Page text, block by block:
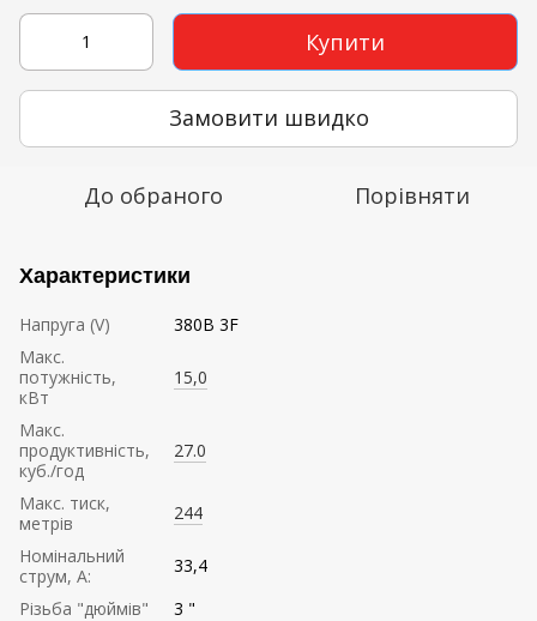
Купити
Замовити швидко
До обраного Порівняти
Характеристики
Напруга (V)
380В 3F
Mакс.
потужність,
кВт
15,0
Mакс.
продуктивність,
куб./год
27.0
Maкс. тиск,
метрів
244
Номінальний
струм, А:
33,4
Різьба "дюймів"
3 "